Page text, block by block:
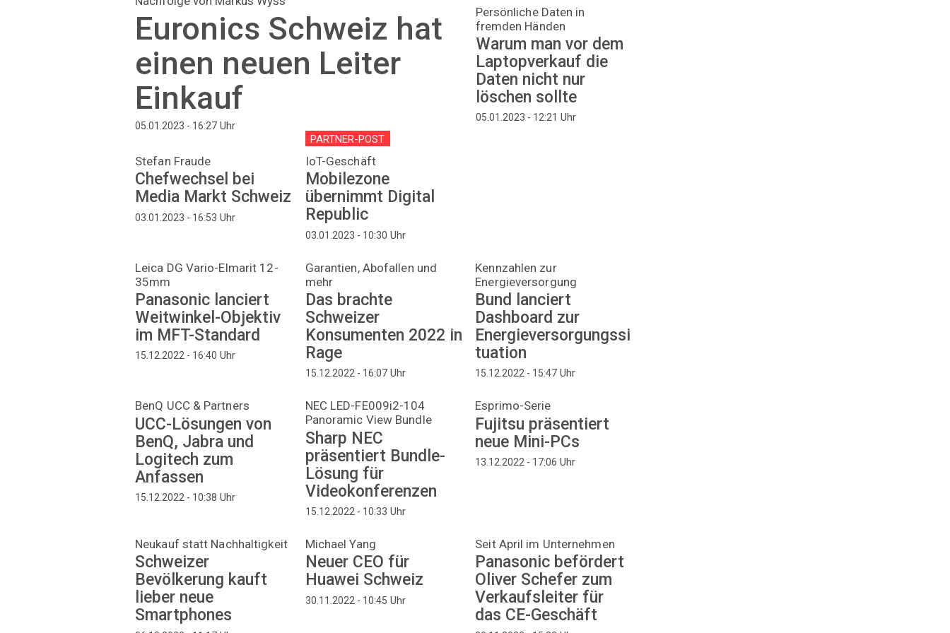
Euronics Schweiz hat
einen neuen Leiter
Einkauf
05.01.2023 - 16:27 Uhr
Persönliche Daten in
fremden Händen
Warum man vor dem
Laptopverkauf die
Daten nicht nur
löschen sollte
05.01.2023 - 12:21 Uhr
Stefan Fraude
Chefwechsel bei
Media Markt Schweiz
03.01.2023 - 16:53 Uhr
PARTNER-POST
IoT-Geschäft
Mobilezone
übernimmt Digital
Republic
03.01.2023 - 10:30 Uhr
Leica DG Vario-Elmarit 12-
35mm
Panasonic lanciert
Weitwinkel-Objektiv
im MFT-Standard
15.12.2022 - 16:40 Uhr
Garantien, Abofallen und
mehr
Das brachte
Schweizer
Konsumenten 2022 in
Rage
15.12.2022 - 16:07Uhr
Kennzahlen zur
Energieversorgung
Bund lanciert
Dashboard zur
Energieversorgungssi
tuation
15.12.2022 - 15:47 Uhr
BenQ UCC & Partners
UCC-Lösungen von
BenQ, Jabra und
Logitech zum
Anfassen
15.12.2022 - 10:38 Uhr
NEC LED-FE009i2-104
Panoramic View Bundle
Sharp NEC
präsentiert Bundle-
Lösung für
Videokonferenzen
15.12.2022 - 10:33 Uhr
Esprimo-Serie
Fujitsu präsentiert
neue Mini-PCs
13.12.2022 - 17:06 Uhr
Neukauf statt Nachhaltigkeit
Schweizer
Bevölkerung kauft
lieber neue
Smartphones
Michael Yang
Neuer CEO für
Huawei Schweiz
30.11.2022 - 10:45 Uhr
Seit April im Unternehmen
Panasonic befördert
Oliver Schefer zum
Verkaufsleiter für
das CE-Geschäft